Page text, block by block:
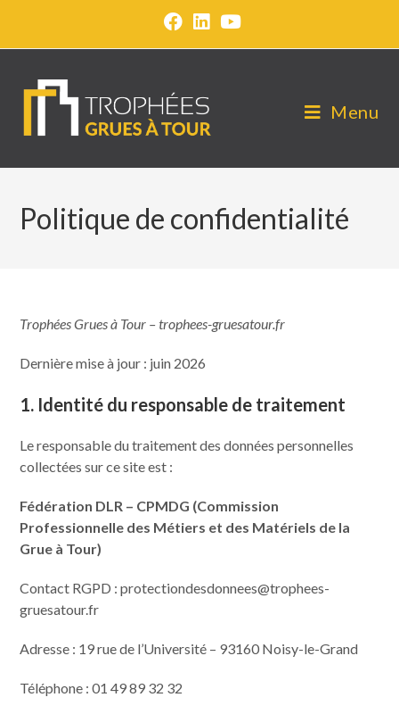
Menu
Politique de confidentialité
Trophées Grues à Tour – trophees-gruesatour.fr
Dernière mise à jour : juin 2026
1. Identité du responsable de traitement
Le responsable du traitement des données personnelles
collectées sur ce site est :
Fédération DLR – CPMDG (Commission
Professionnelle des Métiers et des Matériels de la
Grue à Tour)
Contact RGPD : protectiondesdonnees@trophees-
gruesatour.fr
Adresse : 19 rue de l’Université – 93160 Noisy-le-Grand
Téléphone : 01 49 89 32 32